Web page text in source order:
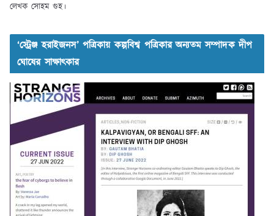
লেখক সোহম গুহ।
‘স্ট্রেঞ্জ হরাইজনস’ পত্রিকায় কল্পবিশ্ব পত্রিকার অন্যতম সম্পাদক দীপ
ঘোষের সাক্ষাৎকার